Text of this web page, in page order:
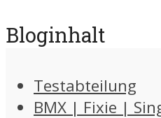
Bloginhalt
Testabteilung
BMX | Fixie |